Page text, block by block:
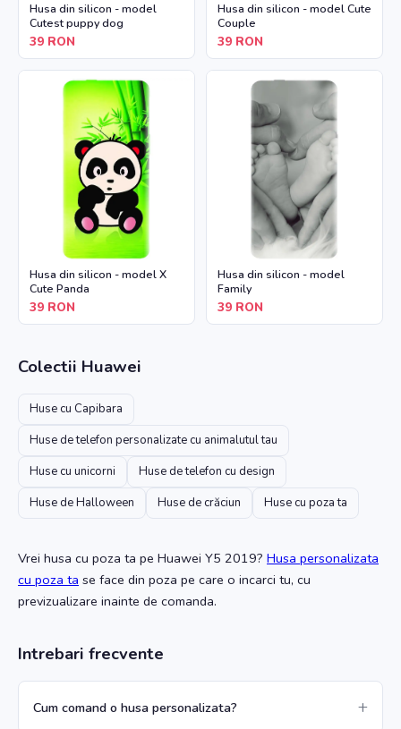
Husa din silicon - model
Cutest puppy dog
39 RON
Husa din silicon - model Cute
Couple
39 RON
Husa din silicon - model X
Cute Panda
39 RON
Husa din silicon - model
Family
39 RON
Colectii Huawei
Huse cu Capibara
Huse de telefon personalizate cu animalutul tau
Huse cu unicorni
Huse de telefon cu design
Huse de Halloween
Huse de crăciun Huse cu poza ta
Vrei husa cu poza ta pe Huawei Y5 2019? Husa personalizata
cu poza ta se face din poza pe care o incarci tu, cu
previzualizare inainte de comanda.
Intrebari frecvente
Cum comand o husa personalizata?